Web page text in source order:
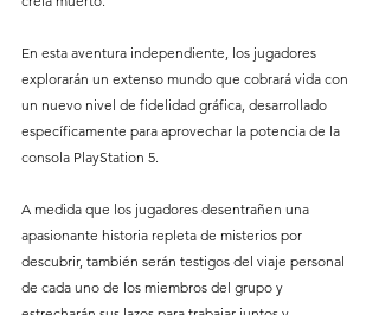
En esta aventura independiente, los jugadores
explorarán un extenso mundo que cobrará vida con
un nuevo nivel de fidelidad gráfica, desarrollado
específicamente para aprovechar la potencia de la
consola PlayStation 5.
A medida que los jugadores desentrañen una
apasionante historia repleta de misterios por
descubrir, también serán testigos del viaje personal
de cada uno de los miembros del grupo y